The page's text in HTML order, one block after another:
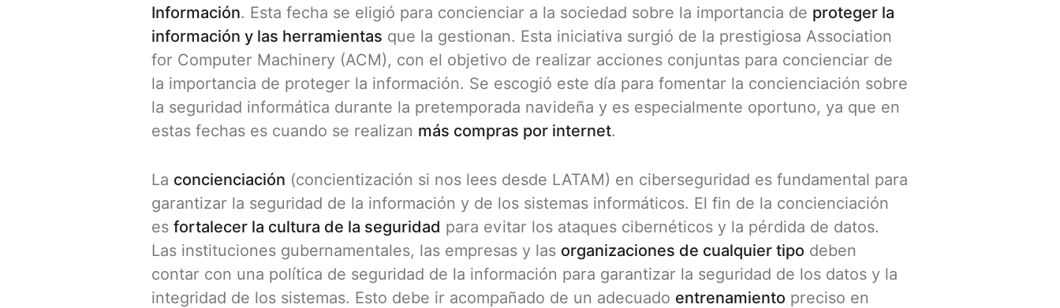
Información. Esta fecha se eligió para concienciar a la sociedad sobre la importancia de proteger la
información y las herramientas que la gestionan. Esta iniciativa surgió de la prestigiosa Association
for Computer Machinery (ACM), con el objetivo de realizar acciones conjuntas para concienciar de
la importancia de proteger la información. Se escogió este día para fomentar la concienciación sobre
la seguridad informática durante la pretemporada navideña y es especialmente oportuno, ya que en
estas fechas es cuando se realizan más compras por internet.
La concienciación (concientización si nos lees desde LATAM) en ciberseguridad es fundamental para
garantizar la seguridad de la información y de los sistemas informáticos. El fin de la concienciación
es fortalecer la cultura de la seguridad para evitar los ataques cibernéticos y la pérdida de datos.
Las instituciones gubernamentales, las empresas y las organizaciones de cualquier tipo deben
contar con una política de seguridad de la información para garantizar la seguridad de los datos y la
integridad de los sistemas. Esto debe ir acompañado de un adecuado entrenamiento preciso en